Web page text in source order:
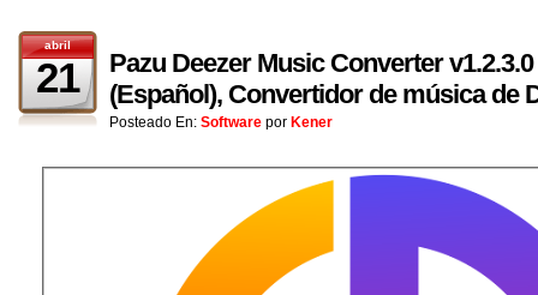
abril
21
Pazu Deezer Music Converter
(Español), Convertidor de música de
Posteado En: Software por Kener